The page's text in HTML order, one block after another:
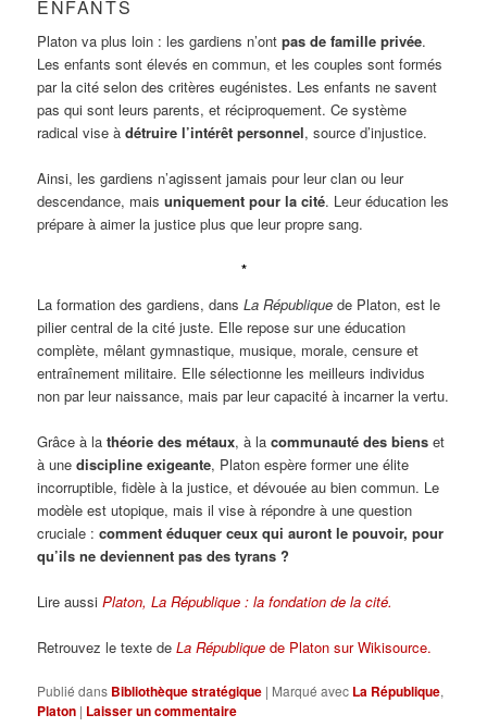
ENFANTS
Platon va plus loin : les gardiens n’ontpas de famille privée.
Les enfants sont élevés en commun, et les couples sont formés
par la cité selon des critères eugénistes. Les enfants ne savent
pas qui sont leurs parents, et réciproquement. Ce système
radical vise àdétruire l’intérêt personnel, source d’injustice.
Ainsi, les gardiens n’agissent jamais pour leur clan ou leur
descendance, maisuniquement pour la cité. Leur éducation les
prépare à aimer la justice plus que leur propre sang.
*
La formation des gardiens, dansLa République de Platon, est le
pilier central de la cité juste. Elle repose sur une éducation
complète, mêlant gymnastique, musique, morale, censure et
entraînement militaire. Elle sélectionne les meilleurs individus
non par leur naissance, mais par leur capacité à incarner la vertu.
Grâce à lathéorie des métaux, à lacommunauté des biens et
à unediscipline exigeante, Platon espère former une élite
incorruptible, fidèle à la justice, et dévouée au bien commun. Le
modèle est utopique, mais il vise à répondre à une question
cruciale :comment éduquer ceux qui auront le pouvoir, pour
qu’ils ne deviennent pas des tyrans ?
Lire aussiPlaton, La République : la fondation de la cité.
Retrouvez le texte deLa République de Platon sur Wikisource.
Publié dans Bibliothèque stratégique | Marqué avec La République,
Platon | Laisser un commentaire